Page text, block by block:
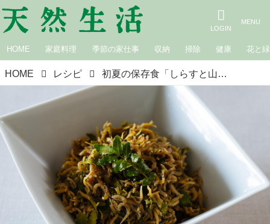
HOME 家庭料理 季節の家仕事 収納 掃除 健康 花と緑
HOME レシピ 初夏の保存食「しらすと山椒の葉の佃煮風」のつくり方。さわやかな香りとふわっと食感を楽しむ“ごはんのお供”｜松田美智子の季節の仕事